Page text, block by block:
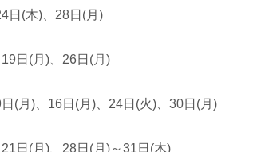
日(木)、28日(月)
日(月)、26日(月)
(月)、16日(月)、24日(火)、30日(月)
日(月)、28日(月)～31日(木)